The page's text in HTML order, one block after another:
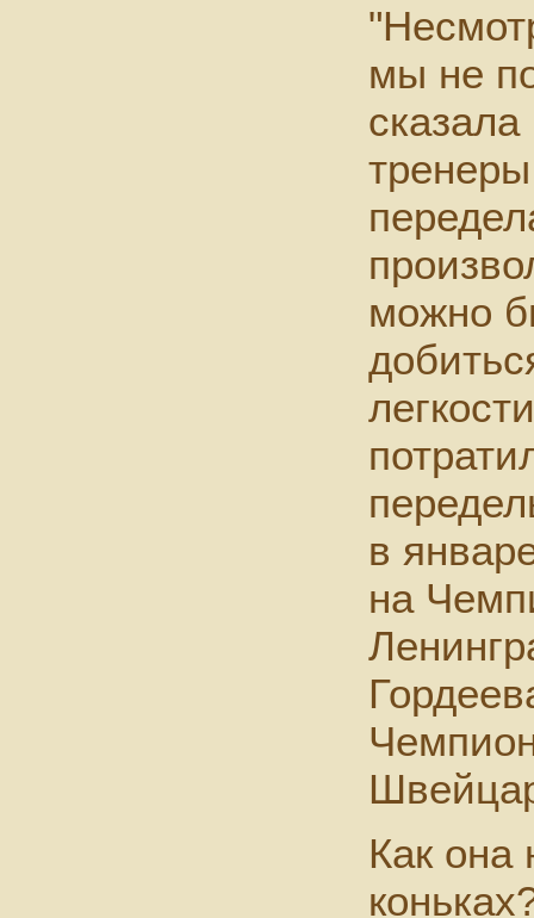
мы не
можно
в
на
Как она